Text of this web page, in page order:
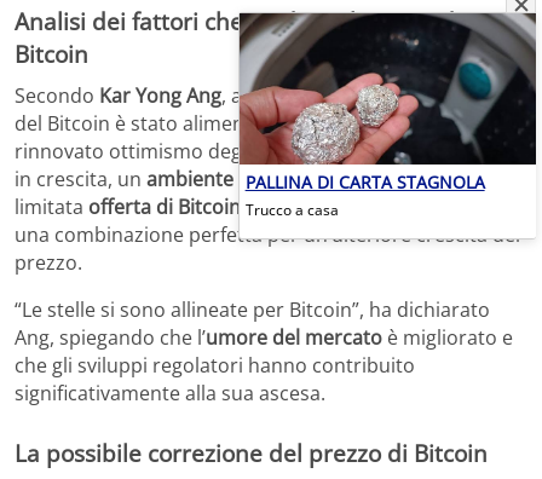
Analisi dei fattori che guidano il prezzo di
Bitcoin
Secondo Kar Yong Ang, analista diOcta Broker , il rally
del Bitcoin è stato alimentato da vari fattori, tra cui un
rinnovato ottimismo degli investitori, flussi istituzionali
in crescita, un ambiente regolatorio favorevolee la
limitata offerta di Bitcoin . Questi elementi hanno creato
una combinazione perfetta per un’ulteriore crescita del
prezzo.
“Le stelle si sono allineate per Bitcoin”, ha dichiarato
Ang, spiegando che l’umore del mercato è migliorato e
che gli sviluppi regolatori hanno contribuito
significativamente alla sua ascesa.
La possibile correzione del prezzo di Bitcoin
PALLINA DI CARTA STAGNOLA
Trucco a casa